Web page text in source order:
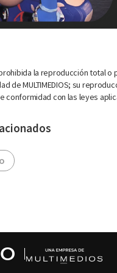
la reproducción total o
de MULTIMEDIOS; su
conformidad con las leyes